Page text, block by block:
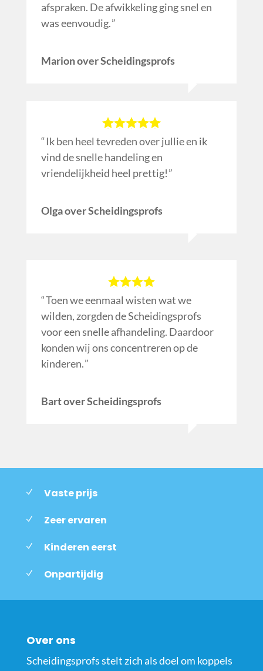
afspraken. De afwikkeling ging snel en
was eenvoudig.
Marion over Scheidingsprofs
Ik ben heel tevreden over jullie en ik
vind de snelle handeling en
vriendelijkheid heel prettig!
Olga over Scheidingsprofs
Toen we eenmaal wisten wat we
wilden, zorgden de Scheidingsprofs
voor een snelle afhandeling. Daardoor
konden wij ons concentreren op de
kinderen.
Bart over Scheidingsprofs
Vaste prijs
Zeer ervaren
Kinderen eerst
Onpartijdig
Over ons
Scheidingsprofs stelt zich als doel om koppels